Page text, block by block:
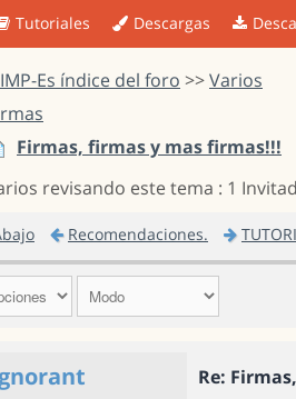
Tutoriales Descargas
Es índice del foro >>Varios
Firmas, firmas y mas firmas!!!
revisando este tema : 1
Recomendaciones.
Re: